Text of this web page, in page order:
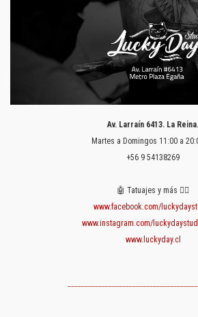
Av. Larraín 6413. La Reina.
Martes a Domingos 11:00 a
+56 9 54138269
🤖 Tatuajes y más 👈🏻
www.facebook.com/
www.instagram.com/
www.luckyday.cl